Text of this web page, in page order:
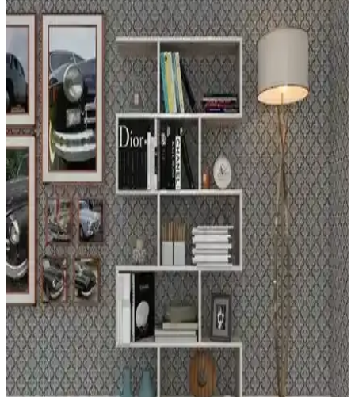
Petek Üstü Raf Montajı: İşlevsellik ve Estetik İçin
Uygun Yöntemler
Petek üstü raflar, ısıtma performansını etkilemeden alan tasarrufu
sağlar, estetik katarken montaj teknikleri ve malzeme seçimleri
önemlidir.
Vega Duvar Rafı: Estetik ve Fonksiyonellik Sunan
Modern Duvar Ünitesi
Vega Duvar Rafı, modern tasarımı ve dayanıklı malzemeleriyle ev
ve ofislerde şıklık ve fonksiyonellik sağlar. Kolay montaj ve estetik
görünüm sunar.
Bino Mutfak Rafı Modern ve Dayanıklı Ahşap
Duvar Rafı Tasarımı ve Özellikleri
Bino mutfak rafı, siyah mat boyalı masif ahşap ve paslanmaz çelik
konstrüksiyonuyla modern iç mekanlara şık ve dayanıklı çözüm
sunar. 2'li set, çeşitli alanlarda kullanım sağlar.
Bino Duvar Rafı Kitaplık Modern Tasarım ve Çok
Yönlü Kullanım İmkanıyla Dekorasyonunuza Şıklık
Katar